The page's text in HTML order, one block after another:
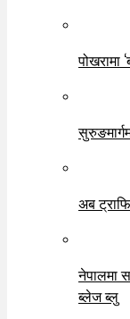
पोखरामा
अब
नेपालमा
ब्लेज ब्लु